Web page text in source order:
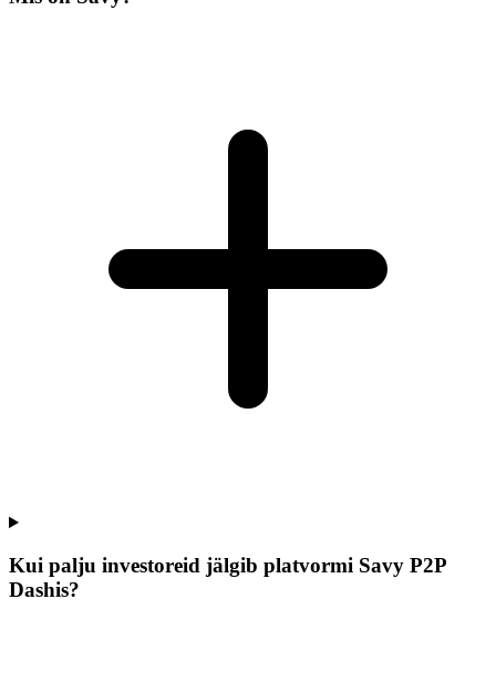
Kui palju investoreid jälgib platvormi Savy P2P
Dashis?